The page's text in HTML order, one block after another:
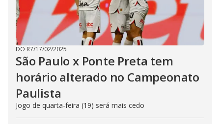
DO R7/17/02/2025
São Paulo x Ponte Preta tem
horário alterado no Campeonato
Paulista
Jogo de quarta-feira (19) será mais cedo